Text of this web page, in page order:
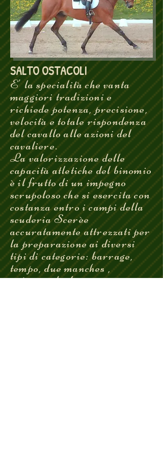
SALTO OSTACOLI
E' la specialità che vanta
maggiori tradizioni e
richiede potenza, precisione,
velocità e totale rispondenza
del cavallo alle azioni del
cavaliere.
La valorizzazione delle
capacità atletiche del binomio
è il frutto di un impegno
scrupoloso che si esercita con
costanza entro i campi della
scuderia Scerèe
accuratamente attrezzati per
la preparazione ai diversi
tipi di categorie: barrage,
tempo, due manches ,
potenza, derby,ecc.